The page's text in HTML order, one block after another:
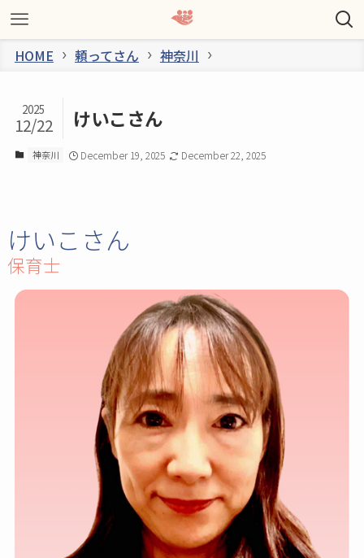
HOME 頼ってさん 神奈川
けいこさん
2025
12/22
神奈川 December 19, 2025 December 22, 2025
けいこさん
保育士